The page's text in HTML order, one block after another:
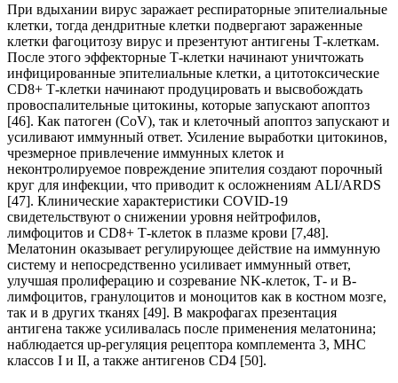
При вдыхании вирус заражает респираторные эпителиальные
клетки, тогда дендритные клетки подвергают зараженные
клетки фагоцитозу вирус и презентуют антигены Т-клеткам.
После этого эффекторные Т-клетки начинают уничтожать
инфицированные эпителиальные клетки, а цитотоксические
CD8+ Т-клетки начинают продуцировать и высвобождать
провоспалительные цитокины, которые запускают апоптоз
[46]. Как патоген (CoV), так и клеточный апоптоз запускают и
усиливают иммунный ответ. Усиление выработки цитокинов,
чрезмерное привлечение иммунных клеток и
неконтролируемое повреждение эпителия создают порочный
круг для инфекции, что приводит к осложнениям ALI/ARDS
[47]. Клинические характеристики COVID-19
свидетельствуют о снижении уровня нейтрофилов,
лимфоцитов и CD8+ Т-клеток в плазме крови [7,48].
Мелатонин оказывает регулирующее действие на иммунную
систему и непосредственно усиливает иммунный ответ,
улучшая пролиферацию и созревание NK-клеток, Т- и В-
лимфоцитов, гранулоцитов и моноцитов как в костном мозге,
так и в других тканях [49]. В макрофагах презентация
антигена также усиливалась после применения мелатонина;
наблюдается up-регуляция рецептора комплемента 3, MHC
классов I и II, а также антигенов CD4 [50].